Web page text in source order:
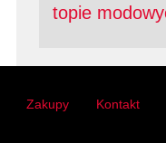
topie
Zakupy Kontakt